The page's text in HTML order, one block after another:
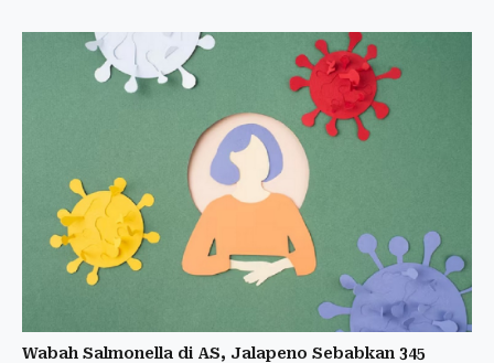
Wabah Salmonella di AS, Jalapeno Sebabkan 345